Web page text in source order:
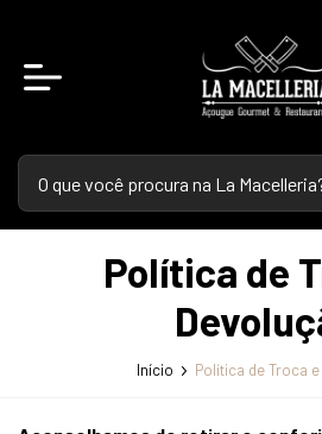
Política de
Início Política de Troca